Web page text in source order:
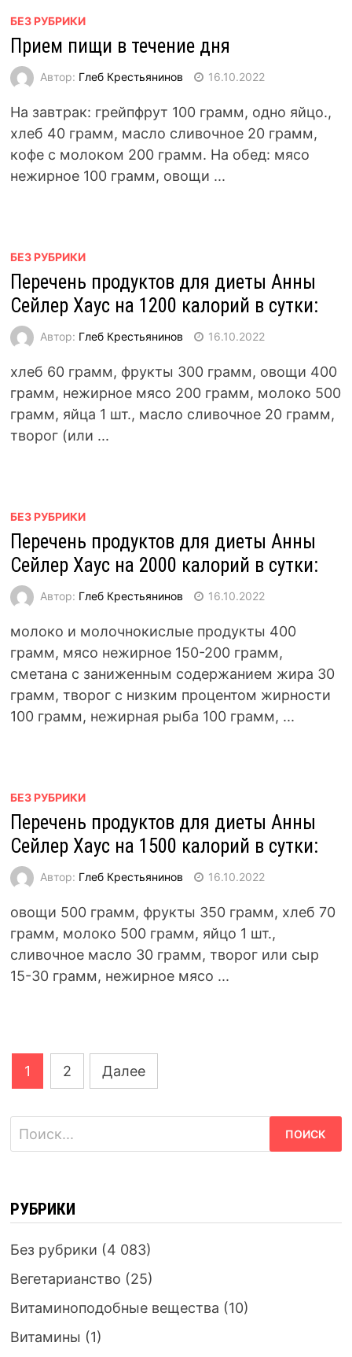
БЕЗ РУБРИКИ
Прием пищи в течение дня
Автор: Глеб Крестьянинов 16.10.2022
На завтрак: грейпфрут 100 грамм, одно яйцо.,
хлеб 40 грамм, масло сливочное 20 грамм,
кофе с молоком 200 грамм. На обед: мясо
нежирное 100 грамм, овощи ...
БЕЗ РУБРИКИ
Перечень продуктов для диеты Анны
Сейлер Хаус на 1200 калорий в сутки:
Автор: Глеб Крестьянинов 16.10.2022
хлеб 60 грамм, фрукты 300 грамм, овощи 400
грамм, нежирное мясо 200 грамм, молоко 500
грамм, яйца 1 шт., масло сливочное 20 грамм,
творог (или ...
БЕЗ РУБРИКИ
Перечень продуктов для диеты Анны
Сейлер Хаус на 2000 калорий в сутки:
Автор: Глеб Крестьянинов 16.10.2022
молоко и молочнокислые продукты 400
грамм, мясо нежирное 150-200 грамм,
сметана с заниженным содержанием жира 30
грамм, творог с низким процентом жирности
100 грамм, нежирная рыба 100 грамм, ...
БЕЗ РУБРИКИ
Перечень продуктов для диеты Анны
Сейлер Хаус на 1500 калорий в сутки:
Автор: Глеб Крестьянинов 16.10.2022
овощи 500 грамм, фрукты 350 грамм, хлеб 70
грамм, молоко 500 грамм, яйцо 1 шт.,
сливочное масло 30 грамм, творог или сыр
15-30 грамм, нежирное мясо ...
Навигация
по
записям
1 2 Далее
Найти:
РУБРИКИ
Без рубрики (4 083)
Вегетарианство (25)
Витаминоподобные вещества (10)
Витамины (1)